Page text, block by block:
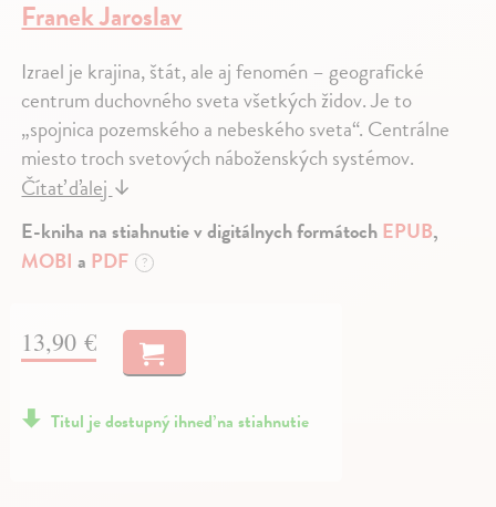
Franek Jaroslav
Izrael je krajina, štát, ale aj fenomén – geografické
centrum duchovného sveta všetkých židov. Je to
„spojnica pozemského a nebeského sveta“. Centrálne
miesto troch svetových náboženských systémov.
Čítať ďalej ↓
E-kniha na stiahnutie v digitálnych formátochEPUB,
MOBI a PDF ?
13,90 €
Titul je dostupný ihneď na stiahnutie